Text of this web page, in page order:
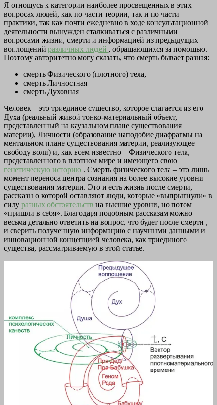
Я отношусь к категории наиболее просвещенных в этих
вопросах людей, как по части теории, так и по части
практики, так как почти ежедневно в ходе консультационной
деятельности вынужден сталкиваться с различными
вопросами жизни, смерти и информацией из предыдущих
воплощений различных людей , обращающихся за помощью.
Поэтому авторитетно могу сказать, что смерть бывает разная:
смерть Физического (плотного) тела,
смерть Личностная
смерть Духовная
Человек – это триединое существо, которое слагается из его
Духа (реальный живой тонко-материальный объект,
представленный на каузальном плане существования
материи), Личности (образование наподобие диафрагмы на
ментальном плане существования материи, реализующее
свободу воли) и, как всем известно – Физического тела,
представленного в плотном мире и имеющего свою
генетическую историю . Смерть физического тела – это лишь
момент переноса центра сознания на более высокие уровни
существования материи. Это и есть жизнь после смерти,
рассказы о которой оставляют люди, которые «выпрыгнули» в
силу разных обстоятельств на высшие уровни, но потом
«пришли в себя». Благодаря подобным рассказам можно
весьма детально ответить на вопрос, что будет после смерти ,
и сверить полученную информацию с научными данными и
инновационной концепцией человека, как триединого
существа, рассматриваемую в этой статье.